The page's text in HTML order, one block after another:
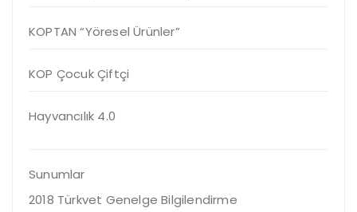
KOPTAN “Yöresel Ürünler”
KOP Çocuk Çiftçi
Hayvancılık 4.0
Sunumlar
2018 Türkvet Genelge Bilgilendirme